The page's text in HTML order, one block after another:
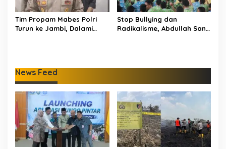
Tim Propam Mabes Polri
Turun ke Jambi, Dalami
Stop Bullying dan
Radikalisme, Abdullah Sani
News Feed